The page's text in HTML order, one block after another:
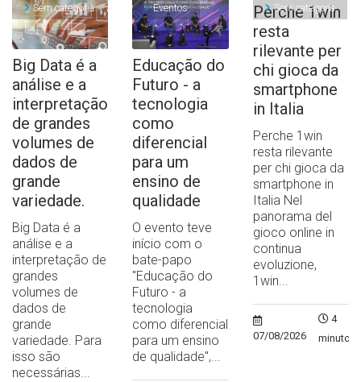
Sem categoria
Big Data é a
análise e a
interpretação
de grandes
volumes de
dados de
grande
variedade.
Big Data é a
análise e a
interpretação de
grandes
volumes de
dados de
grande
variedade. Para
isso são
necessárias...
Eventos
Educação do
Futuro - a
tecnologia
como
diferencial
para um
ensino de
qualidade
O evento teve
início com o
bate-papo
"Educação do
Futuro - a
tecnologia
como diferencial
para um ensino
de qualidade",...
Sem categoria
Perche 1win
resta
rilevante per
chi gioca da
smartphone
in Italia
Perche 1win
resta rilevante
per chi gioca da
smartphone in
Italia Nel
panorama del
gioco online in
continua
evoluzione,
1win...
07/08/2026
4
minutos